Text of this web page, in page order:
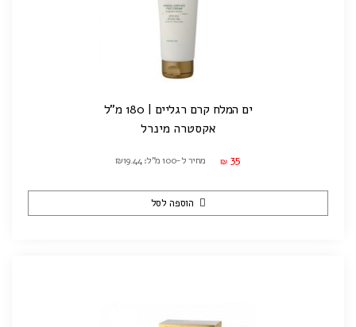
ים המלח קרם רגליים | 180 מ"ל
אקסטרה מינרל
₪ 35 מחיר ל-100 מ"ל: ₪19.44
הוספה לסל